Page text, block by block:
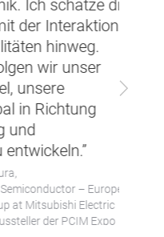
Vor
schätze dies
Interaktion
hinweg.
wir unser
Richtung
– European
Electric
der PCIM Expo